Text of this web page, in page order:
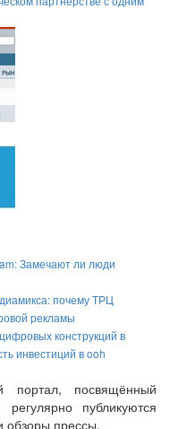
Замечают ли люди
почему ТРЦ
рекламы
конструкций в
инвестиций в ooh
портал, посвящённый
публикуются
обзоры прессы.